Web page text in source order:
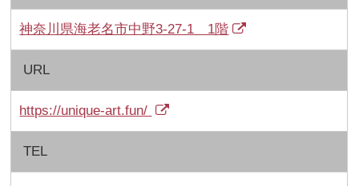
神奈川県海老名市中野3-27-1 1階
URL
https://unique-art.fun/
TEL